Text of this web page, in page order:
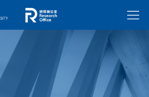
菜單